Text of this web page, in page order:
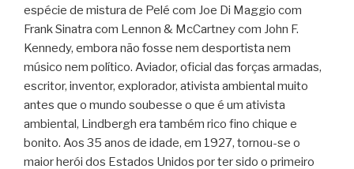
espécie de mistura de Pelé com Joe Di Maggio com
Frank Sinatra com Lennon & McCartney com John F.
Kennedy, embora não fosse nem desportista nem
músico nem político. Aviador, oficial das forças armadas,
escritor, inventor, explorador, ativista ambiental muito
antes que o mundo soubesse o que é um ativista
ambiental, Lindbergh era também rico fino chique e
bonito. Aos 35 anos de idade, em 1927, tornou-se o
maior herói dos Estados Unidos por ter sido o primeiro